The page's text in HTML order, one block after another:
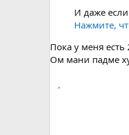
И даже
Нажмите,
Пока у меня
Ом мани падме